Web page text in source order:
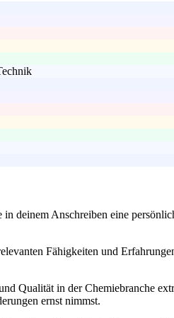
deinem Anschreiben eine
Fähigkeiten und
Qualität in der Chemiebranche
ernst nimmst.